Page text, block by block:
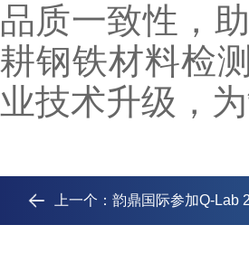
品质一致性，
耕钢铁材料检
业技术升级，
上一个： 韵鼎国际参加Q-Lab